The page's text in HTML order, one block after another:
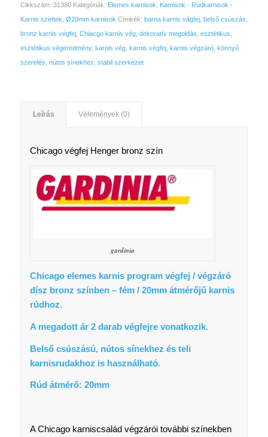
Cikkszám: 31380 Kategóriák: Elemes karnisok
Karnisok - Rúdkarnisok -
Karnis szettek Ø20mm karnisok Címkék: barna karnis vágfej, belső csúszás
bronz karnis végfej, Chiacgo karnis vég, dekoratív megoldás esztétikus
esztétikus végeredmény, karnis vég, karnis végfej, karnis végzáró, könnyű
szerelés nútos sínekhez stabil szerkezet
Leírás Vélemények (0)
Chicago végfej Henger bronz szín
gardinia
Chicago elemes karnis program végfej / végzáró
dísz bronz színben – fém / 20mm átmérőjű karnis
rúdhoz.
A megadott ár 2 darab végfejre vonatkozik.
Belső csúszású, nútos sínekhez és teli
karnisrudakhoz is használható.
Rúd átmérő: 20mm
A Chicago karniscsalád végzárói további színekben